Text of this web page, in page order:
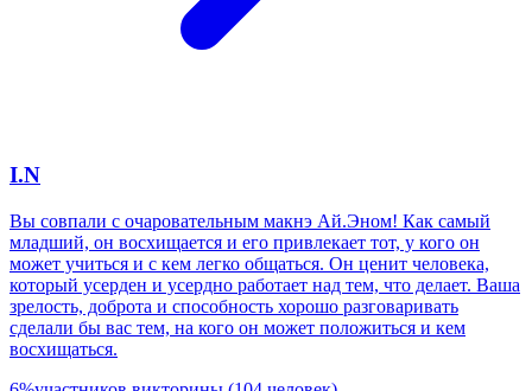
I.N
Вы совпали с очаровательным макнэ Ай.Эном! Как самый
младший, он восхищается и его привлекает тот, у кого он
может учиться и с кем легко общаться. Он ценит человека,
который усерден и усердно работает над тем, что делает. Ваша
зрелость, доброта и способность хорошо разговаривать
сделали бы вас тем, на кого он может положиться и кем
восхищаться.